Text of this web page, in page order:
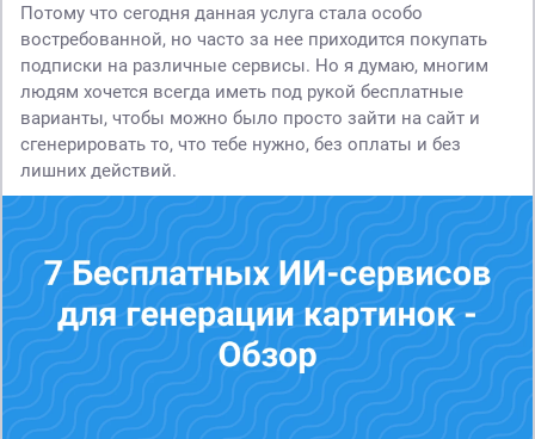
Потому что сегодня данная услуга стала особо
востребованной, но часто за нее приходится покупать
подписки на различные сервисы. Но я думаю, многим
людям хочется всегда иметь под рукой бесплатные
варианты, чтобы можно было просто зайти на сайт и
сгенерировать то, что тебе нужно, без оплаты и без
лишних действий.